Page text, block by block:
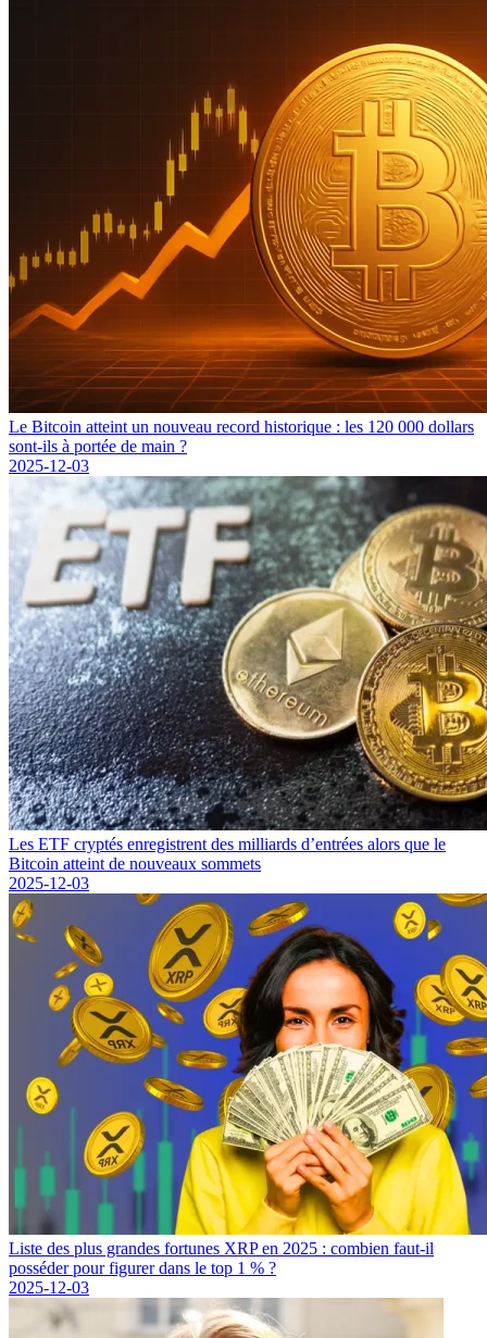
Le Bitcoin atteint un nouveau record historique : les 120 000 dollars
sont-ils à portée de main ?
2025-12-03
Les ETF cryptés enregistrent des milliards d’entrées alors que le
Bitcoin atteint de nouveaux sommets
2025-12-03
Liste des plus grandes fortunes XRP en 2025 : combien faut-il
posséder pour figurer dans le top 1 % ?
2025-12-03